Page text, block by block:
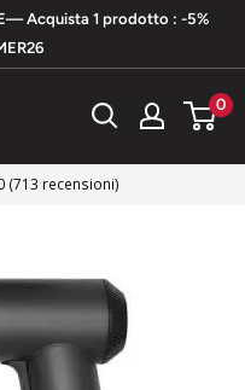
Acquista 1 prodotto : -5%
0